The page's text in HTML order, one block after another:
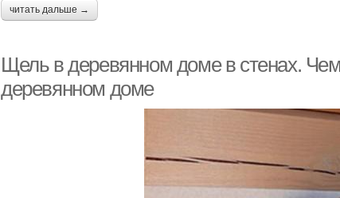
читать дальше →
Щель в деревянном доме в стенах.
деревянном доме